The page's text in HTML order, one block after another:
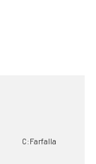
C:Farfalla